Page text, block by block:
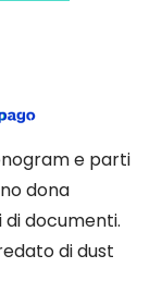
e parti
dona
documenti.
di dust